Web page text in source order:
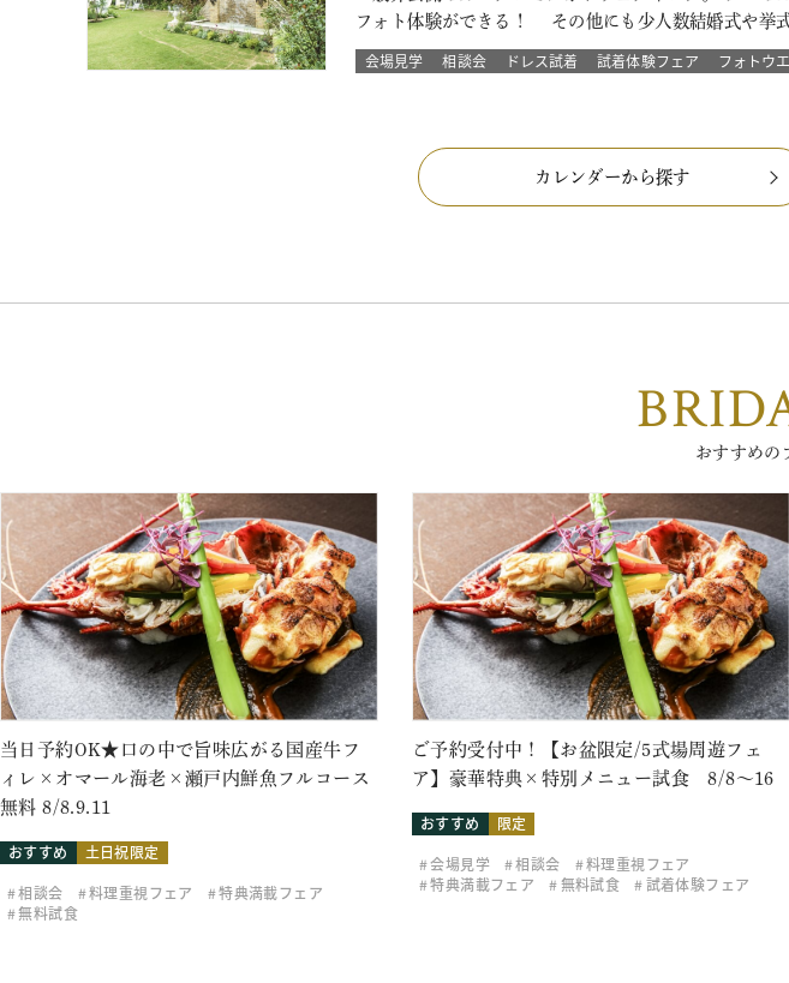
フォト体験ができる！ その他にも少人数結婚式や挙
会場見学 相談会 ドレス試着 試着体験フェア フォトウ
カレンダーから探す
おすすめの
当日予約OK★口の中で旨味広がる国産牛フ
ィレ×オマール海老×瀬戸内鮮魚フルコース
無料 8/8.9.11
おすすめ
土日祝限定
相談会
料理重視フェア
特典満載フェア
無料試食
ご予約受付中！【お盆限定/5式場周遊フェ
ア】豪華特典×特別メニュー試食 8/8～16
おすすめ
限定
会場見学
相談会
料理重視フェア
特典満載フェア
無料試食 試着体験フェア